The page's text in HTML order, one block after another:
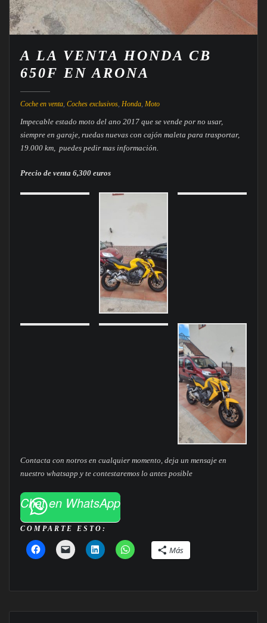
A LA VENTA HONDA CB
650F EN ARONA
Coche en venta, Coches exclusivos, Honda, Moto
Impecable estado moto del ano 2017 que se vende por no usar,
siempre en garaje, ruedas nuevas con cajón maleta para trasportar,
19.000 km, puedes pedir mas información.
Precio de venta 6,300 euros
Contacta con notros en cualquier momento, deja un mensaje en
nuestro whatsapp y te contestaremos lo antes posible
Chat en WhatsApp
COMPARTE ESTO:
Más